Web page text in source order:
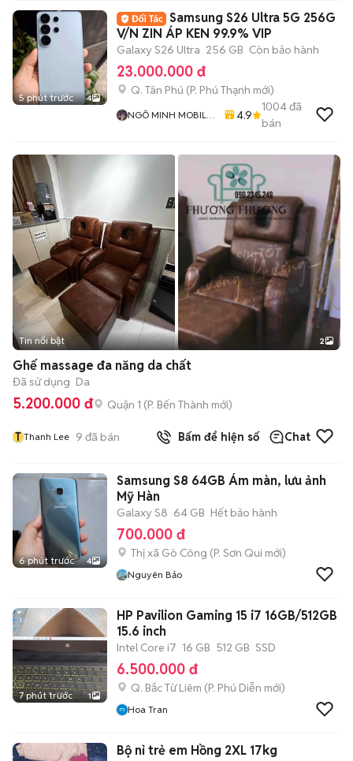
5 phút trước 4
Samsung S26 Ultra 5G 256G
V/N ZIN ÁP KEN 99.9% VIP
Galaxy S26 Ultra 256 GB Còn bảo hành
23.000.000 đ
Q. Tân Phú (P. Phú Thạnh mới)
NGÔ MINH MOBILE
4.9
1004đã
bán
Tin nổi bật 2
Ghế massage đa năng da chất
Đã sử dụng Da
5.200.000 đ Quận 1 (P. Bến Thành mới)
T Thanh Lee 9 đã bán Bấm để hiện số Chat
6 phút trước 4
Samsung S8 64GB Ám màn, lưu ảnh
Mỹ Hàn
Galaxy S8 64 GB Hết bảo hành
700.000 đ
Thị xã Gò Công (P. Sơn Qui mới)
Nguyên Bảo
7 phút trước 1
HP Pavilion Gaming 15 i7 16GB/512GB
15.6 inch
Intel Core i7 16 GB 512 GB SSD
6.500.000 đ
Q. Bắc Từ Liêm (P. Phú Diễn mới)
Hoa Tran
Bộ nỉ trẻ em Hồng 2XL 17kg